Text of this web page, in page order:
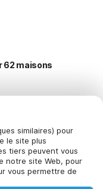
similaires) pour
le site plus
tiers peuvent vous
notre site Web, pour
vous permettre de
62 maisons
pour les
pour les vacances
houtigehage
en Wedde
pour réserver